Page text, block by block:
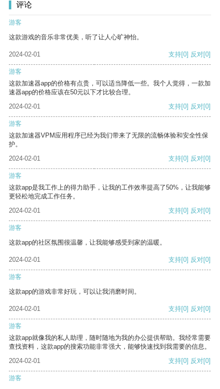
评论
游客
这款游戏的音乐非常优美，听了让人心旷神怡。
2024-02-01 支持[0] 反对[0]
游客
这款加速器app的价格有点贵，可以适当降低一些。我个人觉得，一款加
速器app的价格应该在50元以下才比较合理。
2024-02-01
支持[0] 反对[0]
游客
这款加速器VPM应用程序已经为我们带来了无限的流畅体验和安全性保
护。
2024-02-01
支持[0] 反对[0]
游客
这款app是我工作上的得力助手，让我的工作效率提高了50%，让我能够
更轻松地完成工作任务。
2024-02-01
支持[0] 反对[0]
游客
这款app的社区氛围很温馨，让我能够感受到家的温暖。
2024-02-01 支持[0] 反对[0]
游客
这款app的游戏非常好玩，可以让我消磨时间。
2024-02-01 支持[0] 反对[0]
游客
这款app就像我的私人助理，随时随地为我的办公提供帮助。我经常需要
查找资料，这款app的搜索功能非常强大，能够快速找到我需要的信息。
2024-02-01
支持[0] 反对[0]
游客